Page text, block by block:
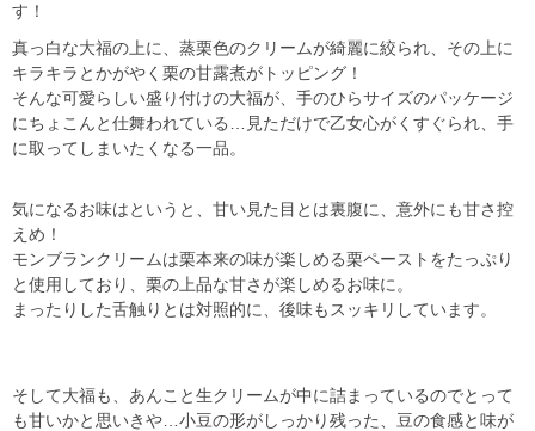
す！
真っ白な大福の上に、蒸栗色のクリームが綺麗に絞られ、その上に
キラキラとかがやく栗の甘露煮がトッピング！
そんな可愛らしい盛り付けの大福が、手のひらサイズのパッケージ
にちょこんと仕舞われている
見ただけで乙女心がくすぐられ、手
に取ってしまいたくなる一品。
気になるお味はというと、甘い見た目とは裏腹に、意外にも甘さ控
えめ！
モンブランクリームは栗本来の味が楽しめる栗ペーストをたっぷり
と使用しており、栗の上品な甘さが楽しめるお味に。
まったりした舌触りとは対照的に、後味もスッキリしています。
そして大福も、あんこと生クリームが中に詰まっているのでとって
も甘いかと思いきや
小豆の形がしっかり残った、豆の食感と味が